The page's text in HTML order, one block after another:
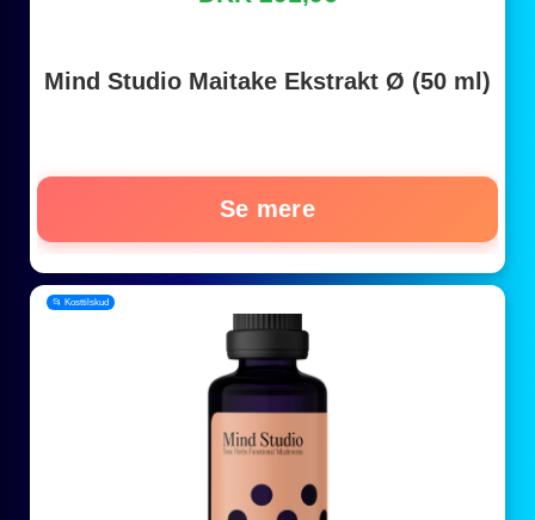
Mind Studio Maitake Ekstrakt Ø (50 ml)
Se mere
📂 Kosttilskud